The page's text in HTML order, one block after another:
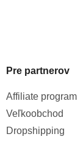
Pre partnerov
Affiliate program
Veľkoobchod
Dropshipping